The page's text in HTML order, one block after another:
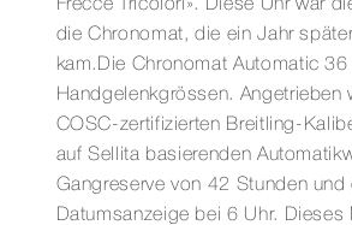
Frecce Tricolori». Diese Uhr war
die Chronomat, die ein Jahr
kam.Die Chronomat Automatic
Handgelenkgrössen. Angetrieben
COSC-zertifizierten Breitling-
auf Sellita basierenden
Gangreserve von 42 Stunden und
Datumsanzeige bei 6 Uhr. Dieses